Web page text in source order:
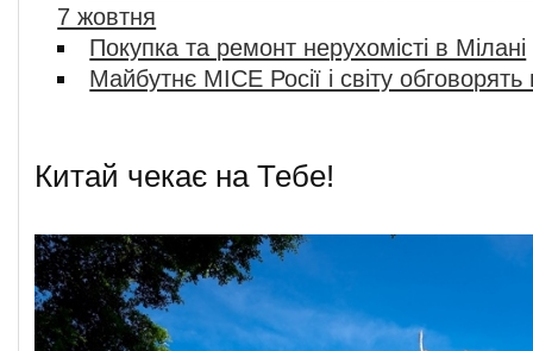
7 жовтня
Покупка та ремонт нерухомісті в Мілані
Майбутнє MICE Росії і світу
Китай чекає на Тебе!